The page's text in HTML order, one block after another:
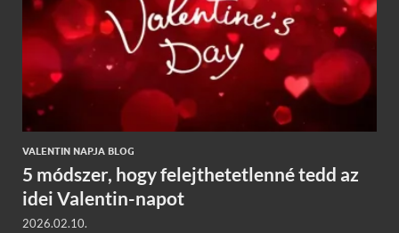
VALENTIN NAPJA BLOG
5 módszer, hogy felejthetetlenné tedd az
idei Valentin-napot
2026.02.10.